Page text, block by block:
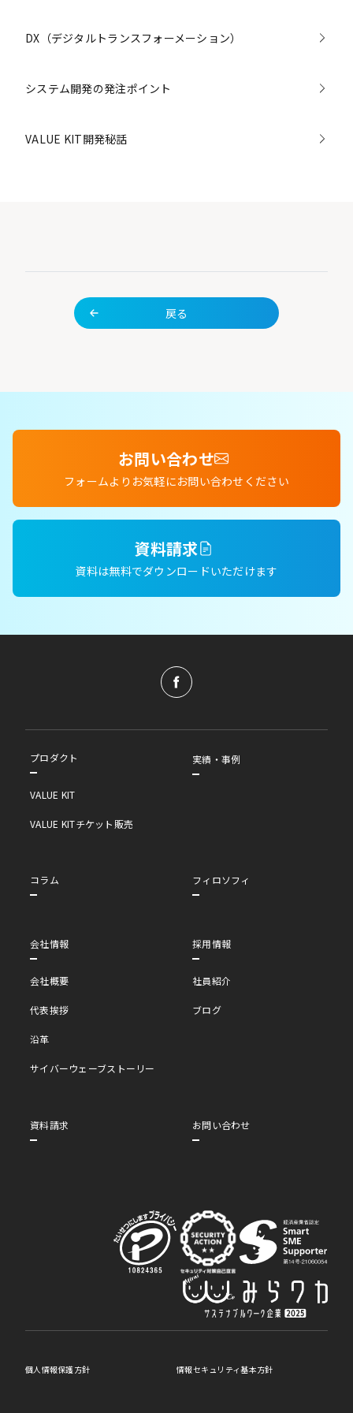
DX（デジタルトランスフォーメーション）
システム開発の発注ポイント
VALUE KIT開発秘話
戻る
お問い合わせ
フォームよりお気軽にお問い合わせください
資料請求
資料は無料でダウンロードいただけます
プロダクト
VALUE KIT
VALUE KITチケット販売
実績・事例
コラム フィロソフィ
会社情報
会社概要
代表挨拶
沿革
サイバーウェーブストーリー
採用情報
社員紹介
ブログ
資料請求 お問い合わせ
個人情報保護方針 情報セキュリティ基本方針